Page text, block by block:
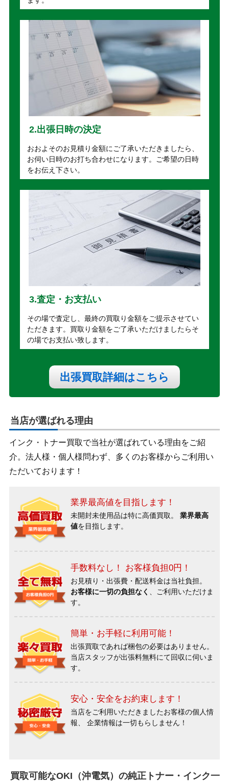
2.出張日時の決定
おおよそのお見積り金額にご了承いただきましたら、
お伺い日時のお打ち合わせになります。ご希望の日時
をお伝え下さい。
3.査定・お支払い
その場で査定し、最終の買取り金額をご提示させてい
ただきます。買取り金額をご了承いただけましたらそ
の場でお支払い致します。
出張買取詳細はこちら
当店が選ばれる理由
インク・トナー買取で当社が選ばれている理由をご紹
介。法人様・個人様問わず、多くのお客様からご利用い
ただいております！
業界最高値を目指します！
未開封未使用品は特に高価買取。 業界最高
値を目指します。
手数料なし！ お客様負担0円！
お見積り・出張費・配送料金は当社負担。
お客様に一切の負担なく 、ご利用いただけま
す。
簡単・お手軽に利用可能！
出張買取であれば梱包の必要はありません。
当店スタッフが出張料無料にて回収に伺いま
す。
安心・安全をお約束します！
当店をご利用いただきましたお客様の個人情
報、 企業情報は一切もらしません！
買取可能なOKI（沖電気）の純正トナー・インク一